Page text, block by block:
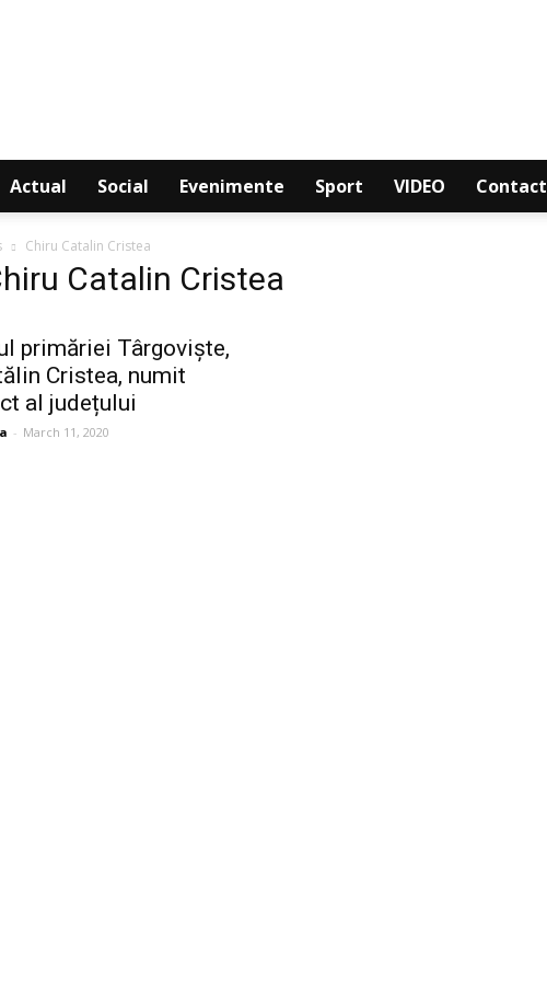
Actual Social Evenimente Sport VIDEO Contact
Chiru Catalin Cristea
Catalin Cristea
primăriei Târgoviște,
Cristea, numit
al județului
- March 11, 2020